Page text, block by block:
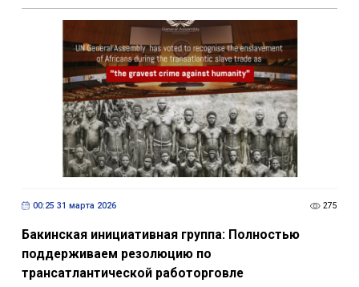
00:25 31 марта 2026 275
Бакинская инициативная группа: Полностью
поддерживаем резолюцию по
трансатлантической работорговле